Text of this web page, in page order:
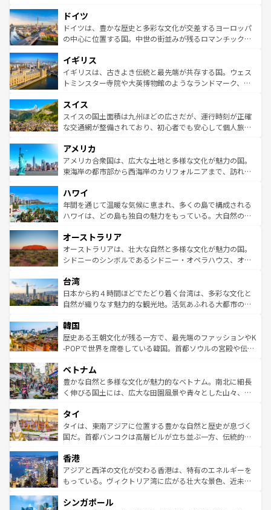
せる。地方によって風土や気候が異なるスペインはその個
性で訪れる人を魅了する。 なお、新着のスペイン情報は コ
ンテンツ一覧を参照してほしい。
で、幅広い魅力が詰まっている。華麗な宮殿、歴史的な大
聖堂、美しいビーチ、そして豊かな自然が、訪れる者を心
から魅了する。また、フランスは美食の国としても知ら
いる。シャンパンの発祥地であるランス、プロヴァンスの
香り高いラベンダー畑など、多彩な楽しみ方が可能だ。さ
らに、パリ以外の地域にも魅力が溢れており、どの街角に
れる地方に足を運ぶとそれぞれで全く異なる文化を体験で
きるだろう。 なお、新着のフランス情報はコンテンツ一覧
を参照してほしい。
ドイツ
ドイツは、豊かな歴史と多彩な文化が交差するヨーロッパ
の中心に位置する国。中世の街並みが残るロマンチック街
顔を持つこの国は、どこを歩いても飽きることがない。ベ
ルリンの文化的活気、バイエルン州のアルプスの絶景、そ
してライン川沿いのワイン畑といった風景は必見。ビール
は、お酒好きな人にはぜひ体験してほしい。 なお、新着の
ドイツ情報はコンテンツ一覧を参照してほしい。
イギリス
イギリスは、古きよき伝統と最先端が共存する国。ウェス
トミンスター寺院や大英博物館のようなランドマーク、歴
リアごとに異なる魅力がある。また、優雅なアフタヌーン
ティー、ビール好きにはたまらない英国パブ、サッカー観
戦など、本場だからこそできる体験も豊富。イギリスを旅
ンツ一覧を参照してほしい。
スイス
スイスの国土面積は九州ほどの広さだが、運行時刻が正確
な交通網が整備されており、初心者でも安心して個人旅行
の建物がそのまま残る町や、スイスならではのユニークな
博物館もあり、アルプス観光だけでなく町歩きも満喫する
ことができる。国民の所得が高いため物価も高いが、旅行
ば市内交通費無料で観光を楽しむこともできる。 なお、新
着のスイス情報はコンテンツ一覧 を参照してほしい。
アメリカ
アメリカ合衆国は、広大な土地と多様な文化が魅力の国。
東海岸の都市部から西海岸のカリフォルニアまで、訪れる
のような巨大都市は、観光、ショッピング、エンターテイ
ンメントが詰まった刺激的なスポットだ。一方、アメリカ
西部には大自然が広がり、グランドキャニオンやイエロー
部のニューオーリンズでは、音楽と美食が融合した独特の
文化が魅力。旅行者はアメリカの各地域で異なる魅力を楽
しみながら、その多様性と豊かな歴史を感じることができ
ならではの贅沢な旅のスタイルだ。 なお、新着のアメリカ
情報はコンテンツ一覧を参照してほしい。
ハワイ
年間を通じて温暖な気候に恵まれ、多くの島で構成される
ハワイは、どの島も独自の魅力をもっている。大自然の神
ワイ島は見逃せない。また、定番の観光地といえばオアフ
島だが、静かな自然を求めるならマウイ島やカウアイ島が
おすすめ。エメラルドグリーンに輝く海をはじめ、豊かな
れるおもてなしの心で訪れる人々を迎えてくれるハワイの
人々、おいしいローカルフードやハワイアンミュージッ
ク、伝統的なフラダンスなど、すべてがハワイの魅力を彩
ワイを、存分に味わってほしい。 なお、新着のハワイ情報
はコンテンツ一覧を参照してほしい。
オーストラリア
オーストラリアは、壮大な自然と多様な文化が魅力の国。
シドニーのシンボルであるシドニー・オペラハウス、オー
リアリーフや大陸中央部にそびえるウルル（エアーズロッ
ク）、タスマニアの美しい原生林やケアンズの熱帯雨林な
ど、見どころがたくさん。また、カフェやワイン、オージ
いる。アクティビティも充実しており、サーフィンやダイ
ビング、ハイキングなど、アウトドア好きにはたまらな
い。オーストラリアの多彩な魅力を存分に味わいつくそ
参照してほしい。
台湾
日本から約４時間ほどでたどり着く台湾は、多彩な文化と
自然が織りなす魅力的な観光地。活気あふれる大都市の台
ン）、静ひつな山岳地帯である台湾東部など、都市の喧騒
と山間の静けさが共存しており、訪れる人に新しい発見と
驚きをもたらしてくれる。また、奥深い台湾の食文化も魅
容にもいいと評判のスイーツなど、バラエティ豊かな料理
が味わえる。 なお、新着の台湾情報は コンテンツ一覧を参
照してほしい。
韓国
歴史ある王朝文化が残る一方で、最先端のファッションやK
-POPで世界を席巻している韓国。首都ソウルの宮殿や伝統
き、地方に足を延ばせば四季折々の自然美を楽しむことが
できる。そして、キムチや焼肉、絶品のストリートフード
まで、さまざまな韓国料理が待っている。夜には、韓国な
リティに包まれながら、韓国の多彩な魅力を心ゆくまで味
わってみてほしい。 なお、新着の韓国情報はコンテンツ一
覧を参照してほしい。
ベトナム
豊かな自然と多様な文化が魅力的なベトナム。南北に細長
く伸びる国土には、広大な田園風景や青々とした山々、世
急速な発展と共に伝統が息づく。ハノイの古い町並みやホ
ーチミン市のフランス統治時代の建物も、独特の雰囲気を
醸し出している。また、バラエティの豊かさとおいしさで
とつ。フォーやバインミー、ベトナムコーヒーなどは、ぜ
ひ現地で味わいたい。どの地域を訪れてもあたたかい人々
が旅行者を迎えてくれるので、きっと忘れられない旅にな
参照してほしい。
タイ
タイは、東南アジアに位置する豊かな自然と歴史が息づく
国だ。首都バンコクは高層ビルが立ち並ぶ一方、伝統的な
の活気が交差している。北部ではチェンマイなどの山岳地
帯で自然と触れ合い、南部ではプーケットやクラビの美し
いビーチでリゾート気分を楽しむことができる。タイ料理
激する。気候は一年中温暖で、どの季節にも異なる楽しみ
香港
アジアと西洋の文化が交わる香港は、特有のエネルギーを
もっている。ヴィクトリア湾に広がる壮大な景色、近未来
み、どこを訪れても感動するはず。観光スポットが密集し
シンガポール